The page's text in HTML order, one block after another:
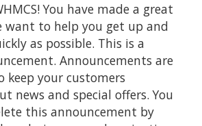
You have made a great
want to help you get up and
as possible. This is a
Announcements are
keep your customers
news and special offers. You
this announcement by